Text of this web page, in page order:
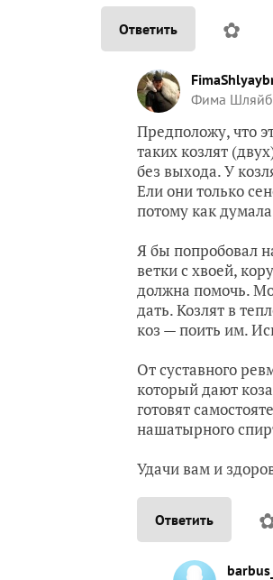
Ответить ✿
Фима
Предположу, что
таких козлят
без выхода. У
Ели они только
потому как
Я бы попробовал
ветки с хвоей,
должна помочь.
дать. Козлят в
коз — поить им.
От суставного
который дают
готовят
нашатырного
Удачи вам и
Ответить